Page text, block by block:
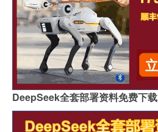
DeepSeek全套部署资料免费下载